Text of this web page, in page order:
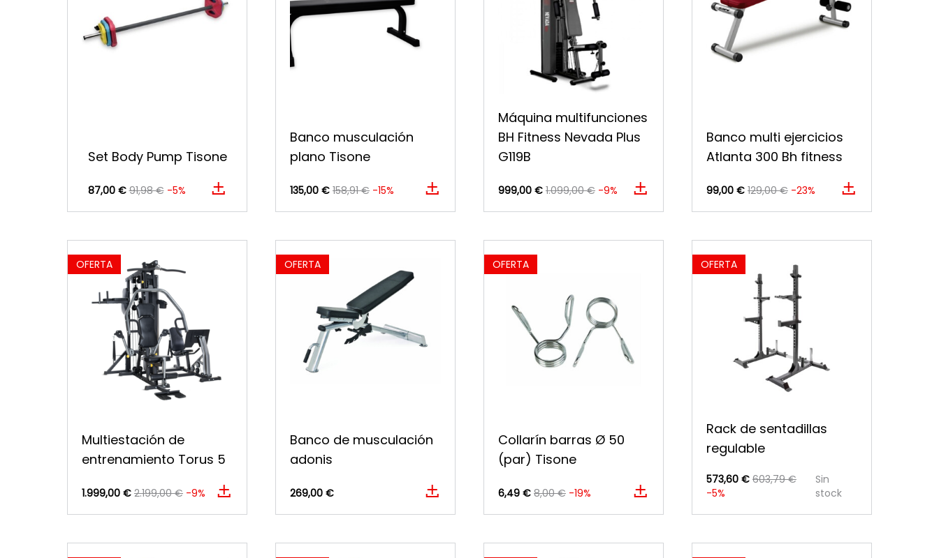
Set Body Pump Tisone
87,00 € 91,98 € -5%
Banco musculación
plano Tisone
135,00 € 158,91 € -15%
Máquina multifunciones
BH Fitness Nevada Plus
G119B
999,00 € 1.099,00 € -9%
Banco multi ejercicios
Atlanta 300 Bh fitness
99,00 € 129,00 € -23%
OFERTA
Multiestación de
entrenamiento Torus 5
1.999,00 € 2.199,00 € -9%
OFERTA
Banco de musculación
adonis
269,00 €
OFERTA
Collarín barras Ø 50
(par) Tisone
6,49 € 8,00 € -19%
OFERTA
Rack de sentadillas
regulable
573,60 € 603,79 €
-5%
Sin
stock